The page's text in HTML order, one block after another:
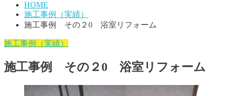
HOME
施工事例（実績）
施工事例 その２0 浴室リフォーム
施工事例（実績）
施工事例 その２0 浴室リフォーム